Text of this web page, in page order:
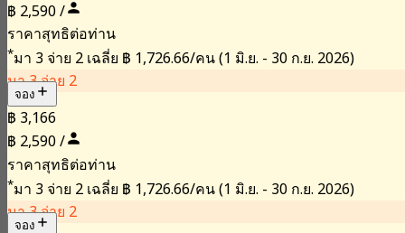
฿ 2,590 /
ราคาสุทธิต่อท่าน
*มา 3 จ่าย 2 เฉลี่ย ฿ 1,726.66/คน(1 มิ.ย. - 30 ก.ย. 2026)
มา 3 จ่าย 2
จอง
฿ 3,166
฿ 2,590 /
ราคาสุทธิต่อท่าน
*มา 3 จ่าย 2 เฉลี่ย ฿ 1,726.66/คน(1 มิ.ย. - 30 ก.ย. 2026)
มา 3 จ่าย 2
จอง